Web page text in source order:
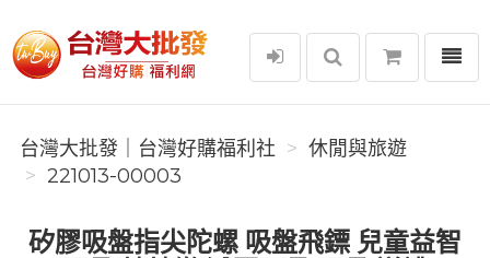
台灣大批發｜台灣好購福利社
選單
台灣大批發｜台灣好購福利社
休閒與旅遊
221013-00003
矽膠吸盤指尖陀螺 吸盤飛鏢 兒童益智